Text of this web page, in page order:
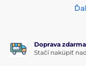
Doprava zdarma
Stačí nakúpiť